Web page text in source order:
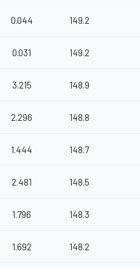
0.044 149.2
0.031 149.2
3.215 148.9
2.296 148.8
1.444 148.7
2.481 148.5
1.796 148.3
1.692 148.2